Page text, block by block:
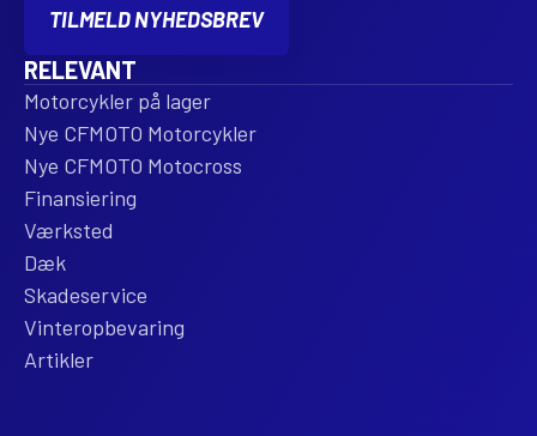
TILMELD NYHEDSBREV
RELEVANT
Motorcykler på lager
Nye CFMOTO Motorcykler
Nye CFMOTO Motocross
Finansiering
Værksted
Dæk
Skadeservice
Vinteropbevaring
Artikler